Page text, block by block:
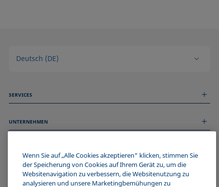
Deutsch (DE)
SERVICES
Technischer Service
UNTERNEHMEN
Stellenangebote
Events
Impressum
Datenschutzerklärung
WERDE TEIL DER KRÜSS COMMUNITY
Wenn Sie auf „Alle Cookies akzeptieren“ klicken, stimmen Sie
der Speicherung von Cookies auf Ihrem Gerät zu, um die
Websitenavigation zu verbessern, die Websitenutzung zu
analysieren und unsere Marketingbemühungen zu